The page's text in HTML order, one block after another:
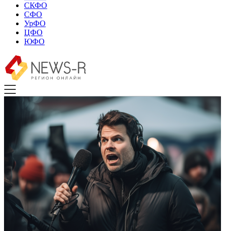
СКФО
СФО
УрФО
ЦФО
ЮФО